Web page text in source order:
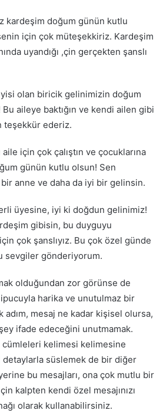
kardeşim doğum günün kutlu
için çok müteşekkiriz. Kardeşim
uyandığı ,çin gerçekten şanslı
olan biricik gelinimizin doğum
aileye baktığın ve kendi ailen gibi
teşekkür ederiz.
için çok çalıştın ve çocuklarına
günün kutlu olsun! Sen
anne ve daha da iyi bir gelinsin.
üyesine, iyi ki doğdun gelinimiz!
gibisin, bu duyguyu
çok şanslıyız. Bu çok özel günde
sevgiler gönderiyorum.
olduğundan zor görünse de
harika ve unutulmaz bir
adım, mesaj ne kadar kişisel olursa,
ifade edeceğini unutmamak.
kelimesi kelimesine
detaylarla süslemek de bir diğer
bu mesajları, ona çok mutlu bir
kalpten kendi özel mesajınızı
olarak kullanabilirsiniz.